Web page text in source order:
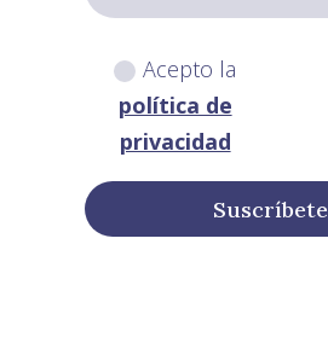
Acepto la
política de
privacidad
Suscríbete